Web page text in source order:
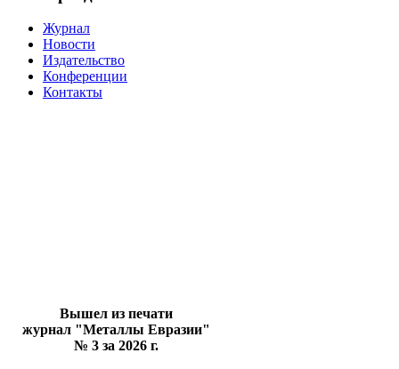
Журнал
Новости
Издательство
Конференции
Контакты
Вышел из печати
журнал "Металлы Евразии"
№ 3 за 2026 г.